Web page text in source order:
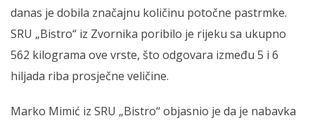
danas je dobila značajnu količinu potočne pastrmke.
SRU „Bistro“ iz Zvornika poribilo je rijeku sa ukupno
562 kilograma ove vrste, što odgovara između 5 i 6
hiljada riba prosječne veličine.
Marko Mimić iz SRU „Bistro“ objasnio je da je nabavka